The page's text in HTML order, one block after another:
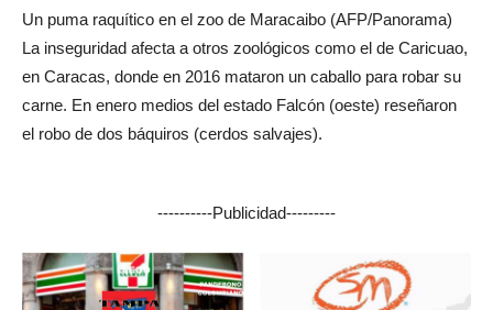
Un puma raquítico en el zoo de Maracaibo (AFP/Panorama)
La inseguridad afecta a otros zoológicos como el de Caricuao,
en Caracas, donde en 2016 mataron un caballo para robar su
carne. En enero medios del estado Falcón (oeste) reseñaron
el robo de dos báquiros (cerdos salvajes).
----------Publicidad---------